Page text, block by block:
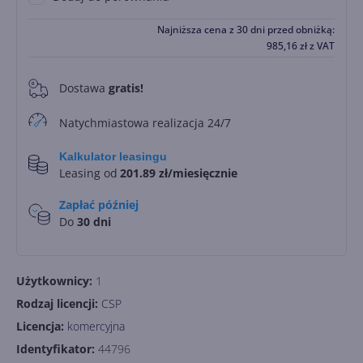
Najniższa cena z 30 dni przed obniżką:
985,16złz VAT
0 Dostawa gratis!
Natychmiastowa realizacja 24/7
Kalkulator leasingu
Leasing od 201.89 zł/miesięcznie
Zapłać później
Do 30 dni
Użytkownicy: 1
Rodzaj licencji: CSP
Licencja: komercyjna
Identyfikator: 44796